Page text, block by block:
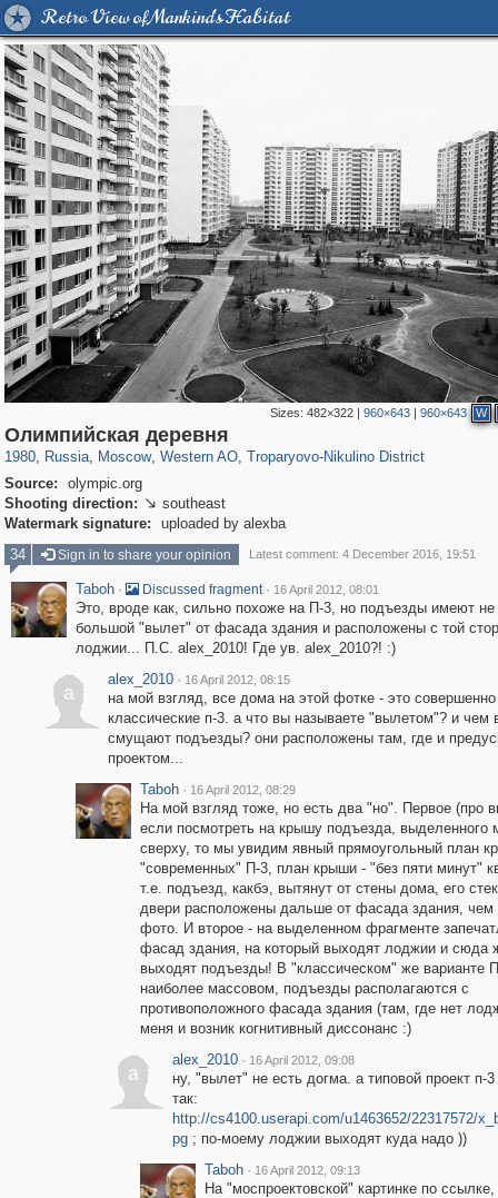
Retro View of Mankind's Habitat
Sizes:482×322 |960×643 |960×643 W
Олимпийская деревня
1980, Russia
1,406,450 29,243
, Moscow
319,780 8,286
, Western AO
27,129 310
, Troparyovo-Nikulino District
Source:
olympic.org
Shooting direction:  southeast
Watermark signature:
uploaded by alexba
34
Sign in to share your opinion Latest comment: 4 December 2016, 19:51
Taboh · Discussed fragment · 16 April 2012, 08:01
Это, вроде как, сильно похоже на П-3, но подъезды имеют не
большой "вылет" от фасада здания и расположены с той
лоджии... П.С. alex_2010! Где ув. alex_2010?! :)
a
alex_2010 · 16 April 2012, 08:15
на мой взгляд, все дома на этой фотке - это совершенно
классические п-3. а что вы называете "вылетом"? и чем
смущают подъезды? они расположены там, где и
проектом...
Taboh · 16 April 2012, 08:29
На мой взгляд тоже, но есть два "но". Первое (про
если посмотреть на крышу подъезда, выделенного
сверху, то мы увидим явный прямоугольный план
"современных" П-3, план крыши - "без пяти минут"
т.е. подъезд, какбэ, вытянут от стены дома, его
двери расположены дальше от фасада здания, чем
фото. И второе - на выделенном фрагменте
фасад здания, на который выходят лоджии и сюда
выходят подъезды! В "классическом" же варианте
наиболее массовом, подъезды располагаются с
противоположного фасада здания (там, где нет
меня и возник когнитивный диссонанс :)
a
alex_2010 · 16 April 2012, 09:08
ну, "вылет" не есть догма. а типовой проект п-
так:
http://cs4100.userapi.com/u1463652/22317572/
pg; по-моему лоджии выходят куда надо ))
Taboh · 16 April 2012, 09:13
На "моспроектовской" картинке по